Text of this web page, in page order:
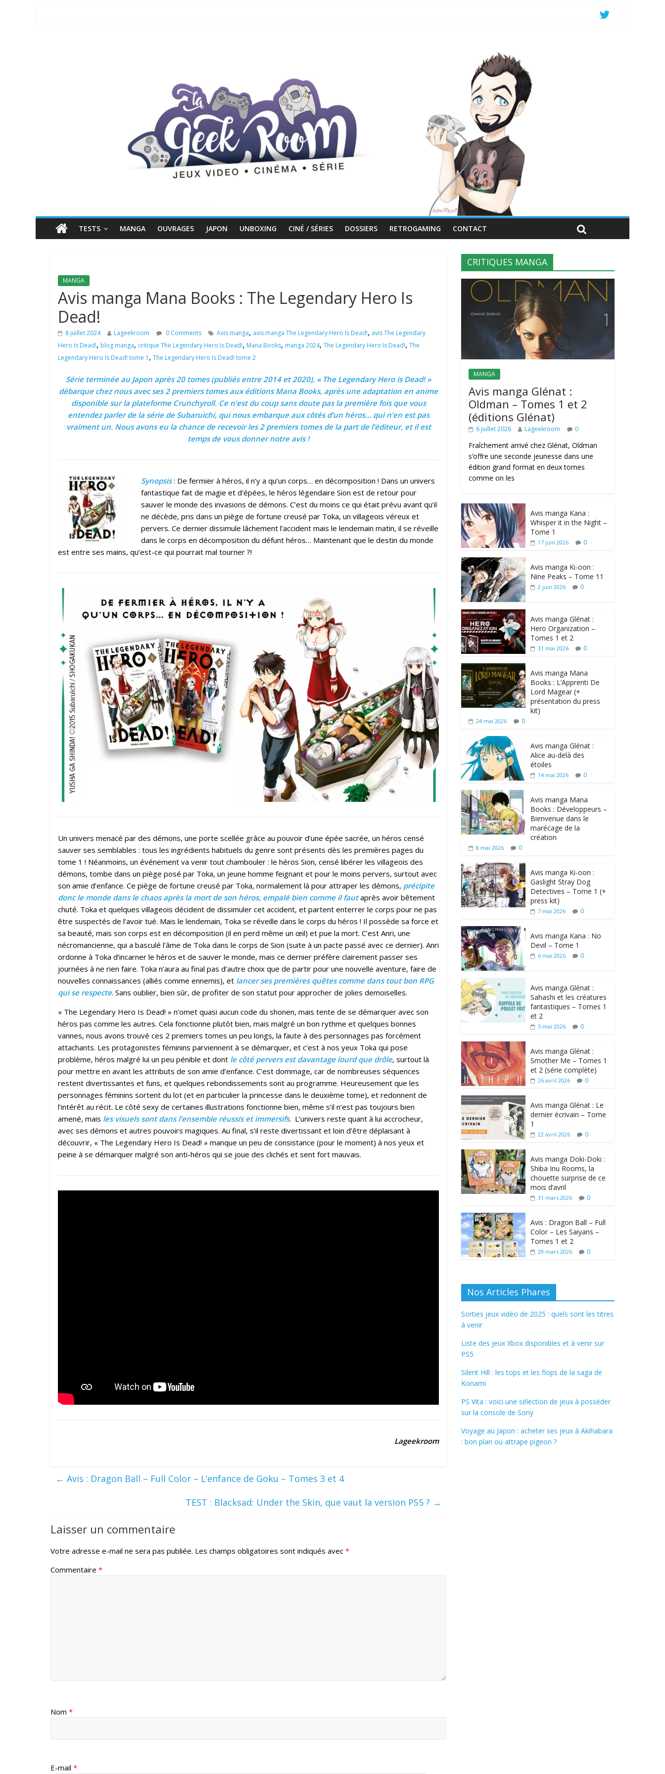
TESTS MANGA OUVRAGES JAPON UNBOXING CINÉ / SÉRIES DOSSIERS RETROGAMING CONTACT
MANGA
Avis manga Mana Books : The Legendary Hero Is
Dead!
8 juillet 2024 Lageekroom 0 Comments Avis manga, avis manga The Legendary Hero Is Dead!, avis The Legendary
Hero Is Dead!, blog manga, critique The Legendary Hero Is Dead!, Mana Books, manga 2024, The Legendary Hero Is Dead!, The
Legendary Hero Is Dead! tome 1 , The Legendary Hero Is Dead! tome 2
Série terminée au Japon après 20 tomes (publiés entre 2014 et 2020), « The Legendary Hero is Dead! »
débarque chez nous avec ses 2 premiers tomes aux éditions Mana Books, après une adaptation en anime
disponible sur la plateforme Crunchyroll. Ce n’est du coup sans doute pas la première fois que vous
entendez parler de la série de Subaruichi, qui nous embarque aux côtés d’un héros… qui n’en est pas
vraiment un. Nous avons eu la chance de recevoir les 2 premiers tomes de la part de l’éditeur, et il est
temps de vous donner notre avis !
Synopsis: De fermier à héros, il n’y a qu’un corps… en décomposition ! Dans un univers
fantastique fait de magie et d’épées, le héros légendaire Sion est de retour pour
sauver le monde des invasions de démons. C’est du moins ce qui était prévu avant qu’il
ne décède, pris dans un piège de fortune creusé par Toka, un villageois véreux et
pervers. Ce dernier dissimule lâchement l’accident mais le lendemain matin, il se réveille
dans le corps en décomposition du défunt héros… Maintenant que le destin du monde
est entre ses mains, qu’est-ce qui pourrait mal tourner ?!
Un univers menacé par des démons, une porte scellée grâce au pouvoir d’une épée sacrée, un héros censé
sauver ses semblables : tous les ingrédients habituels du genre sont présents dès les premières pages du
tome 1 ! Néanmoins, un événement va venir tout chambouler : le héros Sion, censé libérer les villageois des
démons, tombe dans un piège posé par Toka, un jeune homme feignant et pour le moins pervers, surtout avec
son amie d’enfance. Ce piège de fortune creusé par Toka, normalement là pour attraper les démons, précipite
donc le monde dans le chaos après la mort de son héros, empalé bien comme il fautaprès avoir bêtement
chuté. Toka et quelques villageois décident de dissimuler cet accident, et partent enterrer le corps pour ne pas
être suspectés de l’avoir tué. Mais le lendemain, Toka se réveille dans le corps du héros ! Il possède sa force et
sa beauté, mais son corps est en décomposition (il en perd même un œil) et pue la mort. C’est Anri, une
nécromancienne, qui a basculé l’âme de Toka dans le corps de Sion (suite à un pacte passé avec ce dernier). Anri
ordonne à Toka d’incarner le héros et de sauver le monde, mais ce dernier préfère clairement passer ses
journées à ne rien faire. Toka n’aura au final pas d’autre choix que de partir pour une nouvelle aventure, faire de
nouvelles connaissances (alliés comme ennemis), et lancer ses premières quêtes comme dans tout bon RPG
qui se respecte. Sans oublier, bien sûr, de profiter de son statut pour approcher de jolies demoiselles.
« The Legendary Hero Is Dead! » n’omet quasi aucun code du shonen, mais tente de se démarquer avec son
héros pas comme les autres. Cela fonctionne plutôt bien, mais malgré un bon rythme et quelques bonnes
vannes, nous avons trouvé ces 2 premiers tomes un peu longs, la faute à des personnages pas forcément
attachants. Les protagonistes féminins parviennent à se démarquer, et c’est à nos yeux Toka qui pose
problème, héros malgré lui un peu pénible et dont le côté pervers est davantage lourd que drôle, surtout là
pour mettre en avant les attributs de son amie d’enfance. C’est dommage, car de nombreuses séquences
restent divertissantes et funs, et quelques rebondissements sont au programme. Heureusement que les
personnages féminins sortent du lot (et en particulier la princesse dans le deuxième tome), et redonnent de
l’intérêt au récit. Le côté sexy de certaines illustrations fonctionne bien, même s’il n’est pas toujours bien
amené, mais les visuels sont dans l’ensemble réussis et immersifs. L’univers reste quant à lui accrocheur,
avec ses démons et autres pouvoirs magiques. Au final, s’il reste divertissant et loin d’être déplaisant à
découvrir, « The Legendary Hero Is Dead! » manque un peu de consistance (pour le moment) à nos yeux et
peine à se démarquer malgré son anti-héros qui se joue des clichés et sent fort mauvais.
Lageekroom
← Avis : Dragon Ball – Full Color – L’enfance de Goku – Tomes 3 et 4
TEST : Blacksad: Under the Skin, que vaut la version PS5 ? →
Laisser un commentaire
Votre adresse e-mail ne sera pas publiée. Les champs obligatoires sont indiqués avec *
Commentaire *
Nom *
E-mail *
CRITIQUES MANGA
MANGA
Avis manga Glénat :
Oldman – Tomes 1 et 2
(éditions Glénat)
6 juillet 2026 Lageekroom 0
Fraîchement arrivé chez Glénat, Oldman
s’offre une seconde jeunesse dans une
édition grand format en deux tomes
comme on les
Avis manga Kana :
Whisper it in the Night –
Tome 1
17 juin 2026 0
Avis manga Ki-oon :
Nine Peaks – Tome 11
2 juin 2026 0
Avis manga Glénat :
Hero Organization –
Tomes 1 et 2
31 mai 2026 0
Avis manga Mana
Books : L’Apprenti De
Lord Magear (+
présentation du press
kit)
24 mai 2026 0
Avis manga Glénat :
Alice au-delà des
étoiles
14 mai 2026 0
Avis manga Mana
Books : Développeurs –
Bienvenue dans le
marécage de la
création
8 mai 2026 0
Avis manga Ki-oon :
Gaslight Stray Dog
Detectives – Tome 1 (+
press kit)
7 mai 2026 0
Avis manga Kana : No
Devil – Tome 1
6 mai 2026 0
Avis manga Glénat :
Sahashi et les créatures
fantastiques – Tomes 1
et 2
5 mai 2026 0
Avis manga Glénat :
Smother Me – Tomes 1
et 2 (série complète)
26 avril 2026 0
Avis manga Glénat : Le
dernier écrivain – Tome
1
22 avril 2026 0
Avis manga Doki-Doki :
Shiba Inu Rooms, la
chouette surprise de ce
mois d’avril
31 mars 2026 0
Avis : Dragon Ball – Full
Color – Les Saiyans –
Tomes 1 et 2
29 mars 2026 0
Nos Articles Phares
Sorties jeux vidéo de 2025 : quels sont les titres
à venir
Liste des jeux Xbox disponibles et à venir sur
PS5
Silent Hill : les tops et les flops de la saga de
Konami
PS Vita : voici une sélection de jeux à posséder
sur la console de Sony
Voyage au Japon : acheter ses jeux à Akihabara
: bon plan ou attrape pigeon ?